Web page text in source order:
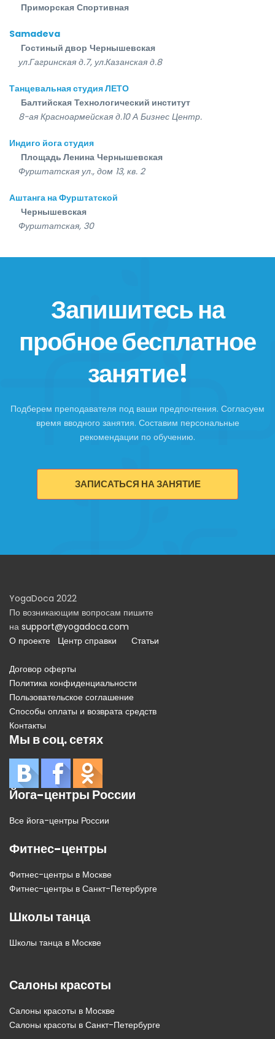
Приморская Спортивная
Samadeva
Гостиный двор Чернышевская
ул.Гагринская д.7, ул.Казанская д.8
Танцевальная студия ЛЕТО
Балтийская Технологический институт
8-ая Красноармейская д.10 А Бизнес Центр.
Индиго йога студия
Площадь Ленина Чернышевская
Фурштатская ул., дом 13, кв. 2
Аштанга на Фурштатской
Чернышевская
Фурштатская, 30
Запишитесь на
пробное бесплатное
занятие!
Подберем преподавателя под ваши предпочтения. Согласуем
время вводного занятия. Составим персональные
рекомендации по обучению.
ЗАПИСАТЬСЯ НА ЗАНЯТИЕ
YogaDoca 2022
По возникающим вопросам пишите
на support@yogadoca.com
О проекте
Центр справки Статьи
Договор оферты
Политика конфиденциальности
Пользовательское соглашение
Способы оплаты и возврата средств
Контакты
Мы в соц. сетях
Йога-центры России
Все йога-центры России
Фитнес-центры
Фитнес-центры в Москве
Фитнес-центры в Санкт-Петербурге
Школы танца
Школы танца в Москве
Салоны красоты
Салоны красоты в Москве
Салоны красоты в Санкт-Петербурге